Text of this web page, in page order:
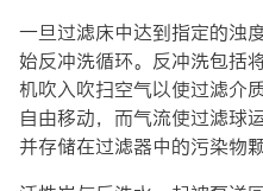
一旦过滤床中达到指定的浊
始反冲洗循环。反冲洗包括
机吹入吹扫空气以使过滤介
自由移动，而气流使过滤球
并存储在过滤器中的污染物